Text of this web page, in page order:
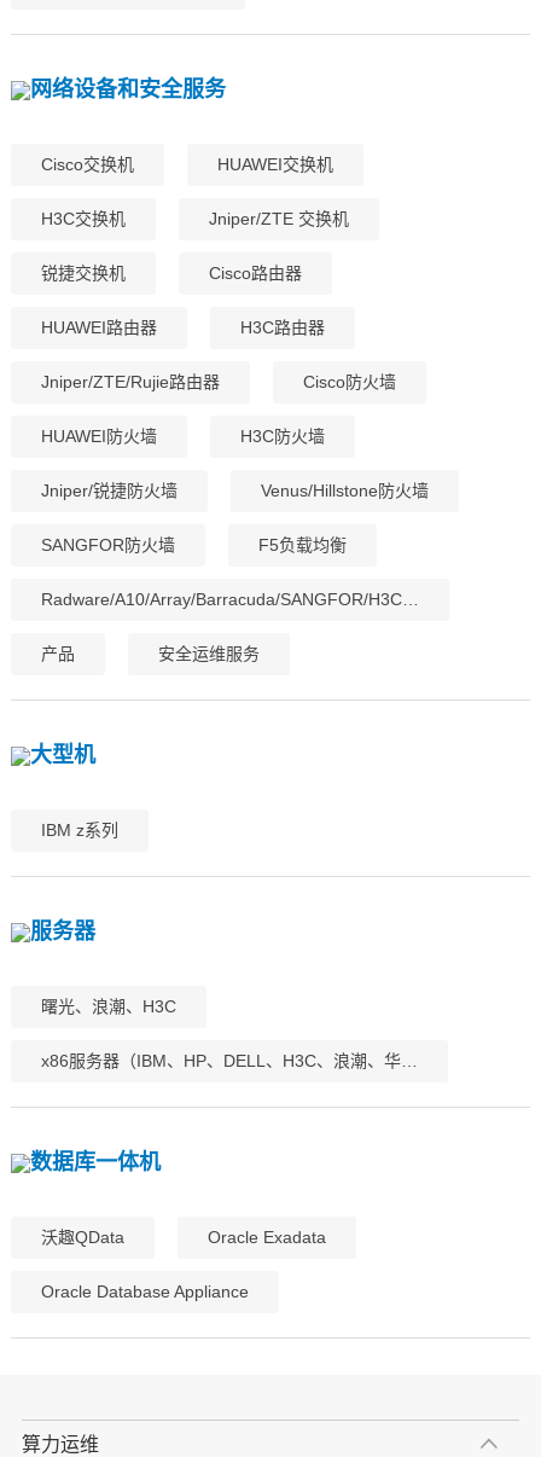
网络设备和安全服务
Cisco交换机 HUAWEI交换机
H3C交换机 Jniper/ZTE 交换机
锐捷交换机 Cisco路由器
HUAWEI路由器 H3C路由器
Jniper/ZTE/Rujie路由器 Cisco防火墙
HUAWEI防火墙 H3C防火墙
Jniper/锐捷防火墙 Venus/Hillstone防火墙
SANGFOR防火墙 F5负载均衡
Radware/A10/Array/Barracuda/SANGFOR/H3C…
产品 安全运维服务
大型机
IBM z系列
服务器
曙光、浪潮、H3C
x86服务器（IBM、HP、DELL、H3C、浪潮、华…
数据库一体机
沃趣QData Oracle Exadata
Oracle Database Appliance
算力运维